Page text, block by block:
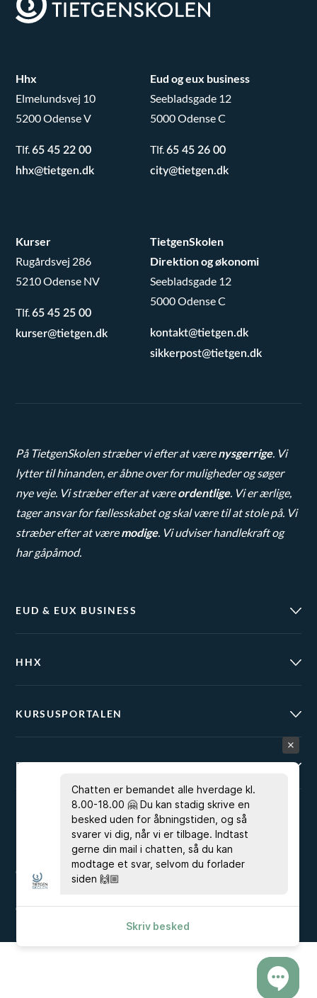
Hhx
Elmelundsvej 10
5200 Odense V
Tlf.65 45 22 00
hhx@tietgen.dk
Eud og eux business
Seebladsgade 12
5000 Odense C
Tlf.65 45 26 00
city@tietgen.dk
Kurser
Rugårdsvej 286
5210 Odense NV
Tlf.65 45 25 00
kurser@tietgen.dk
TietgenSkolen
Direktion og økonomi
Seebladsgade 12
5000 Odense C
kontakt@tietgen.dk
sikkerpost@tietgen.dk
På TietgenSkolen stræber vi efter at værenysgerrige. Vi
lytter til hinanden, er åbne over for muligheder og søger
nye veje. Vi stræber efter at væreordentlige. Vi er ærlige,
tager ansvar for fællesskabet og skal være til at stole på. Vi
stræber efter at væremodige. Vi udviser handlekraft og
har gåpåmod.
EUD & EUX BUSINESS
HHX
KURSUSPORTALEN
BRUG FOR HJÆLP?
EAN 5798000553743
CVR 23267519
Cookies & Privatlivspolitik
Chatten er bemandet alle hverdage kl.
8.00-18.00 🤗 Du kan stadig skrive en
besked uden for åbningstiden, og så
svarer vi dig, når vi er tilbage. Indtast
gerne din mail i chatten, så du kan
modtage et svar, selvom du forlader
siden 🙌🏼
Skriv besked